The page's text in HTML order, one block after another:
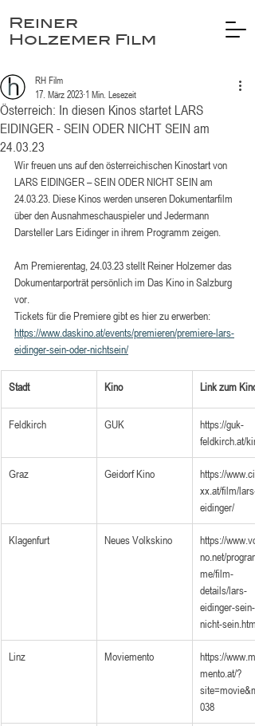
Reiner
Holzemer Film
Österreich: In diesen Kinos startet LARS
EIDINGER - SEIN ODER NICHT SEIN am
24.03.23
RH Film
17. März 2023 1 Min. Lesezeit
Wir freuen uns auf den österreichischen Kinostart von
LARS EIDINGER – SEIN ODER NICHT SEIN am
24.03.23. Diese Kinos werden unseren Dokumentarfilm
über den Ausnahmeschauspieler und Jedermann
Darsteller Lars Eidinger in ihrem Programm zeigen.
Am Premierentag, 24.03.23 stellt Reiner Holzemer das
Dokumentarporträt persönlich im Das Kino in Salzburg
vor.
Tickets für die Premiere gibt es hier zu erwerben:
https://www.daskino.at/events/premieren/premiere-lars-
eidinger-sein-oder-nichtsein/
Stadt Kino Link zum Kino
Feldkirch GUK
​https://guk-
feldkirch.at/
Graz Geidorf Kino
https://
xx.at/film/lars-
eidinger/
Klagenfurt Neues Volkskino
https://
no.net/
me/film-
details/lars-
eidinger-sein-
nicht-sein.html
Linz Moviemento
https://
mento.at/?
038